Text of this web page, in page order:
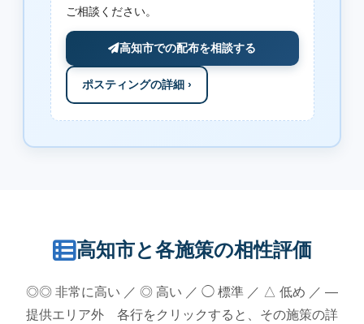
ご相談ください。
高知市での配布を相談する
ポスティングの詳細 ›
高知市と各施策の相性評価
◎◎ 非常に高い ／ ◎ 高い ／ ◯ 標準 ／ △ 低め ／ —
提供エリア外 各行をクリックすると、その施策の詳